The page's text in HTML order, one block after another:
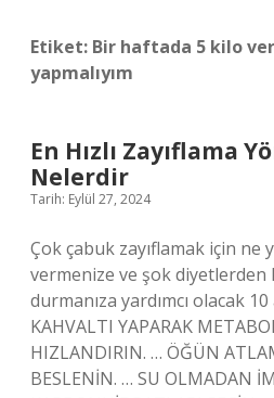
Etiket: Bir haftada 5 kilo
yapmalıyım
En Hızlı Zayıflama
Nelerdir
Tarih: Eylül 27, 2024
Çok çabuk zayıflamak için ne
vermenize ve şok diyetlerden
durmanıza yardımcı olacak
KAHVALTI YAPARAK
HIZLANDIRIN. … ÖĞÜN
BESLENİN. … SU OLMADAN